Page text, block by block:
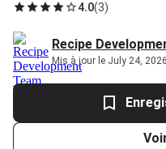
4.0(3)
Recipe
Mis à jour le July 24, 2026